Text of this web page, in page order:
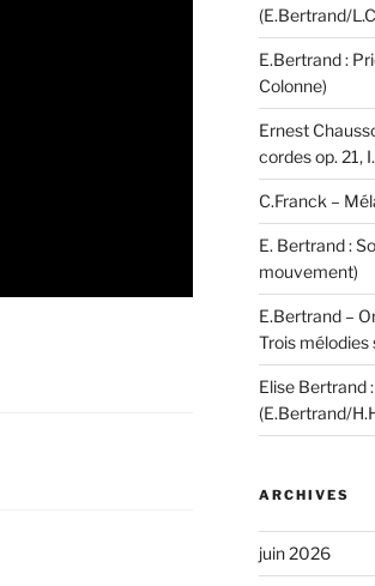
(E.Bertrand/
E.Bertrand :
Colonne)
Ernest
cordes op. 21,
C.Franck –
E. Bertrand :
mouvement)
E.Bertrand –
Trois mélodies
Elise Bertrand
(E.Bertrand/
ARCHIVES
juin 2026